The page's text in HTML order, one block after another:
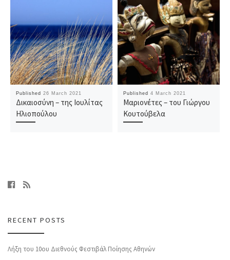
Published 26 March 2021
Δικαιοσύνη – της Ιουλίτας
Ηλιοπούλου
Published 4 March 2021
Μαριονέτες – του Γιώργου
Κουτούβελα
RECENT POSTS
Λήξη του 10ου Διεθνούς Φεστιβάλ Ποίησης Αθηνών